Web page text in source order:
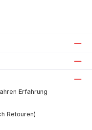
Erfahrung
Retouren)